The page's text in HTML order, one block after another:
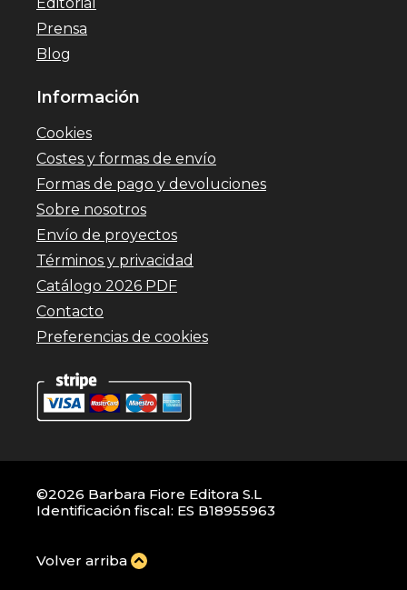
Prensa
Blog
Información
Cookies
Costes y formas de envío
Formas de pago y devoluciones
Sobre nosotros
Envío de proyectos
Términos y privacidad
Catálogo 2026 PDF
Contacto
Preferencias de cookies
©2026 Barbara Fiore Editora S.L
Identificación fiscal: ES B18955963
Volver arriba